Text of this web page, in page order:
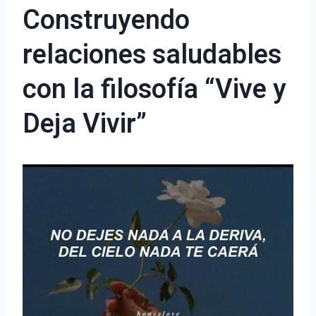
Construyendo
relaciones saludables
con la filosofía “Vive y
Deja Vivir”